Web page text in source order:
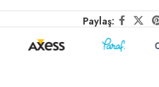
Paylaş: